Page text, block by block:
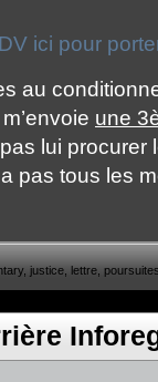
ici pour
au
une
lui procurer
pas tous les
, justice lettre